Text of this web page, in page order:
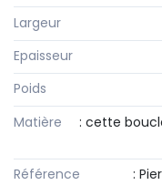
Largeur
Epaisseur
Poids
Matière
: cette
Référence
: